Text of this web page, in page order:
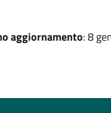
aggiornamento: 8